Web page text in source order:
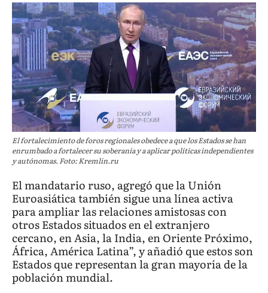
El fortalecimiento de foros regionales obedece a que los Estados se han
enrumbado a fortalecer su soberanía y a aplicar políticas independientes
y autónomas. Foto: Kremlin.ru
El mandatario ruso, agregó que la Unión
Euroasiática también sigue una línea activa
para ampliar las relaciones amistosas con
otros Estados situados en el extranjero
cercano, en Asia, la India, en Oriente Próximo,
África, América Latina”, y añadió que estos son
Estados que representan la gran mayoría de la
población mundial.